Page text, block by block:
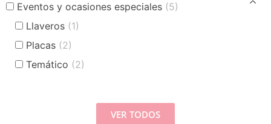
Eventos y ocasiones especiales (5)
Llaveros (1)
Placas (2)
Temático (2)
VER TODOS